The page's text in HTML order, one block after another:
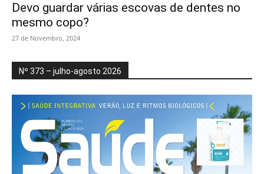
Devo guardar várias escovas de dentes no
mesmo copo?
27 de Novembro, 2024
Nº 373 – julho-agosto 2026